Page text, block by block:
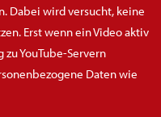
Dabei wird versucht, keine
Erst wenn ein Video aktiv
YouTube-Servern
Daten wie